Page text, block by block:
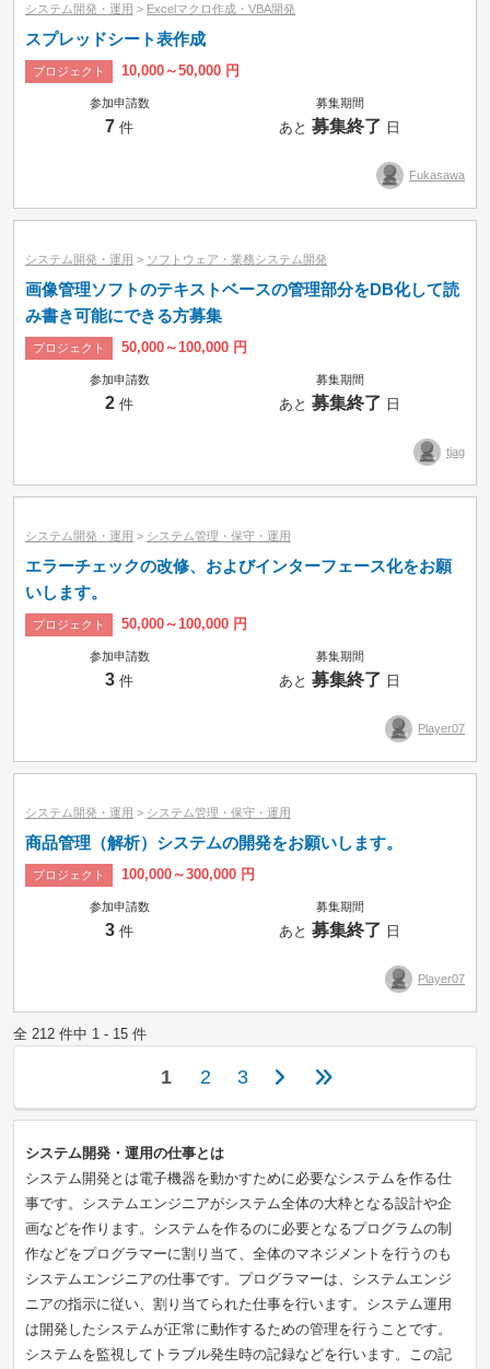
システム開発・運用 > Excelマクロ作成・VBA開発
スプレッドシート表作成
プロジェクト 10,000～50,000 円
参加申請数
7 件
募集期間
あと募集終了 日
Fukasawa
システム開発・運用 > ソフトウェア・業務システム開発
画像管理ソフトのテキストベースの管理部分をDB化して読
み書き可能にできる方募集
プロジェクト 50,000～100,000 円
参加申請数
2 件
募集期間
あと募集終了 日
tjag
システム開発・運用 > システム管理・保守・運用
エラーチェックの改修、およびインターフェース化をお願
いします。
プロジェクト 50,000～100,000 円
参加申請数
3 件
募集期間
あと募集終了 日
Player07
システム開発・運用 > システム管理・保守・運用
商品管理（解析）システムの開発をお願いします。
プロジェクト 100,000～300,000 円
参加申請数
3 件
募集期間
あと募集終了 日
Player07
全 212 件中 1 - 15 件
1 2 3
システム開発・運用の仕事とは
システム開発とは電子機器を動かすために必要なシステムを作る仕
事です。システムエンジニアがシステム全体の大枠となる設計や企
画などを作ります。システムを作るのに必要となるプログラムの制
作などをプログラマーに割り当て、全体のマネジメントを行うのも
システムエンジニアの仕事です。プログラマーは、システムエンジ
ニアの指示に従い、割り当てられた仕事を行います。システム運用
は開発したシステムが正常に動作するための管理を行うことです。
システムを監視してトラブル発生時の記録などを行います。この記